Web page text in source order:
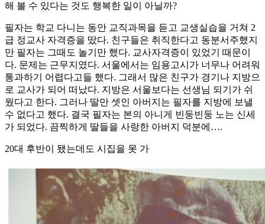
해 볼 수 있다는 것도 행복한 일이 아닐까?
필자는 학교 다니는 동안 교직과목을 듣고 교생실습을 거쳐 2
급 정교사 자격증을 땄다. 친구들은 취직한다고 동분서주했지
만 필자는 그때도 놀기만 했다. 교사자격증이 있었기 때문이
다. 문제는 근무지였다. 서울에서는 임용고시가 너무나 어려워
통과하기 어렵다고들 했다. 그래서 많은 친구가 경기나 지방으
로 교사가 되어 떠났다. 지방은 서울보다는 선생님 되기가 쉬
웠다고 한다. 그러나 딸만 셋인 아버지는 필자를 지방에 보낼
수 없다고 했다. 결국 필자는 본의 아니게 빈둥빈둥 노는 신세
가 되었다. 끔찍하게 딸들을 사랑한 아버지 덕분에….
20대 후반이 됐는데도 시집을 못 가